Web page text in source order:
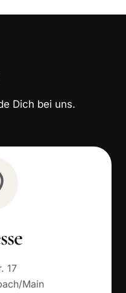
Dich bei uns.
17
Main